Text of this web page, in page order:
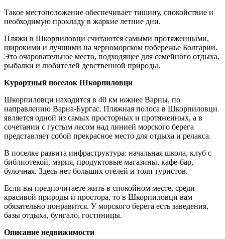
Такое местоположение обеспечивает тишину, спокойствие и
необходимую прохладу в жаркие летние дни.
Пляжи в Шкорпиловци считаются самыми протяженными,
широкими и лучшими на черноморском побережье Болгарии.
Это очаровательное место, подходящее для семейного отдыха,
рыбалки и любителей девственной природы.
Курортный поселок Шкорпиловци
Шкорпиловци находится в 40 км южнее Варны, по
направлению Варна-Бургас. Пляжная полоса в Шкорпиловци
является одной из самых просторных и протяженных, а в
сочетании с густым лесом над линией морского берега
представляет собой прекрасное место для отдыха и релакса.
В поселке развита инфраструктура: начальная школа, клуб с
библиотекой, мэрия, продуктовые магазины, кафе-бар,
булочная. Здесь нет больших отелей и толп туристов.
Если вы предпочитаете жить в спокойном месте, среди
красивой природы и простора, то в Шкорпиловци вам
обязательно понравится. У морского берега есть заведения,
базы отдыха, бунгало, гостиницы.
Описание недвижимости